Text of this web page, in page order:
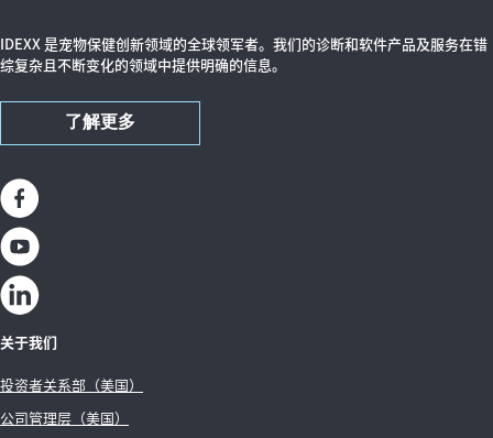
IDEXX 是宠物保健创新领域的全球领军者。我们的诊断和软件产品及服务在错
综复杂且不断变化的领域中提供明确的信息。
了解更多
关于我们
投资者关系部（美国）
公司管理层（美国）